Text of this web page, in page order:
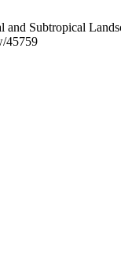
Subtropical
45759